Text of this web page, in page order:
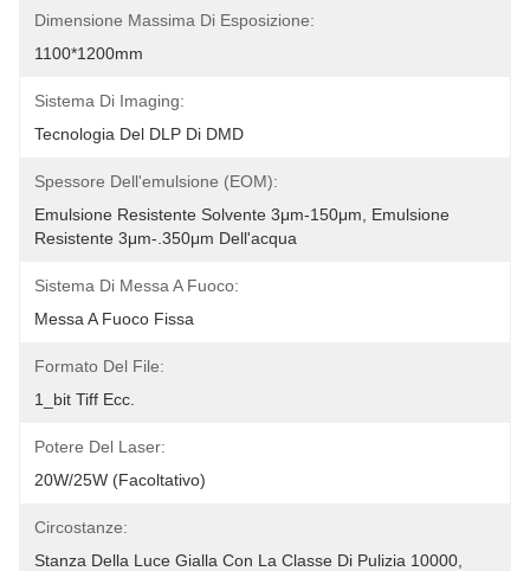
Dimensione Massima Di Esposizione:
1100*1200mm
Sistema Di Imaging:
Tecnologia Del DLP Di DMD
Spessore Dell'emulsione (EOM):
Emulsione Resistente Solvente 3μm-150μm, Emulsione
Resistente 3μm-.350μm Dell'acqua
Sistema Di Messa A Fuoco:
Messa A Fuoco Fissa
Formato Del File:
1_bit Tiff Ecc.
Potere Del Laser:
20W/25W (facoltativo)
Circostanze:
Stanza Della Luce Gialla Con La Classe Di Pulizia 10000,